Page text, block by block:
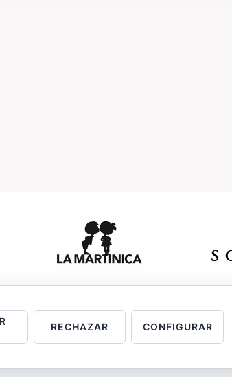
RECHAZAR CONFIGURAR